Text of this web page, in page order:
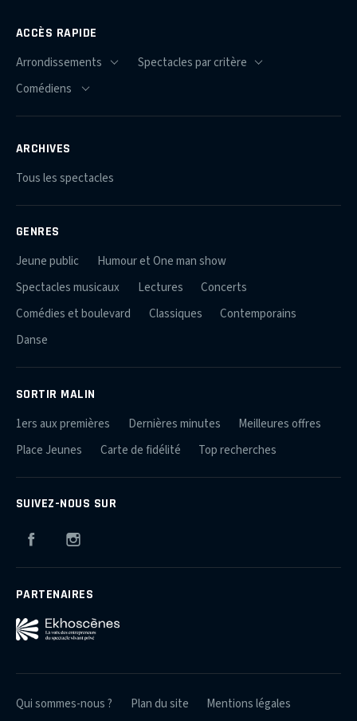
ACCÈS RAPIDE
ARCHIVES
Tous les spectacles
GENRES
Jeune public
Humour et One man show
Spectacles musicaux
Lectures
Concerts
Comédies et boulevard
Classiques
Contemporains
Danse
SORTIR MALIN
1ers aux premières Dernières minutes
Meilleures offres
Place Jeunes
Carte de fidélité Top recherches
SUIVEZ-NOUS SUR
Facebook
PARTENAIRES
Qui sommes-nous ? Plan du site Mentions légales